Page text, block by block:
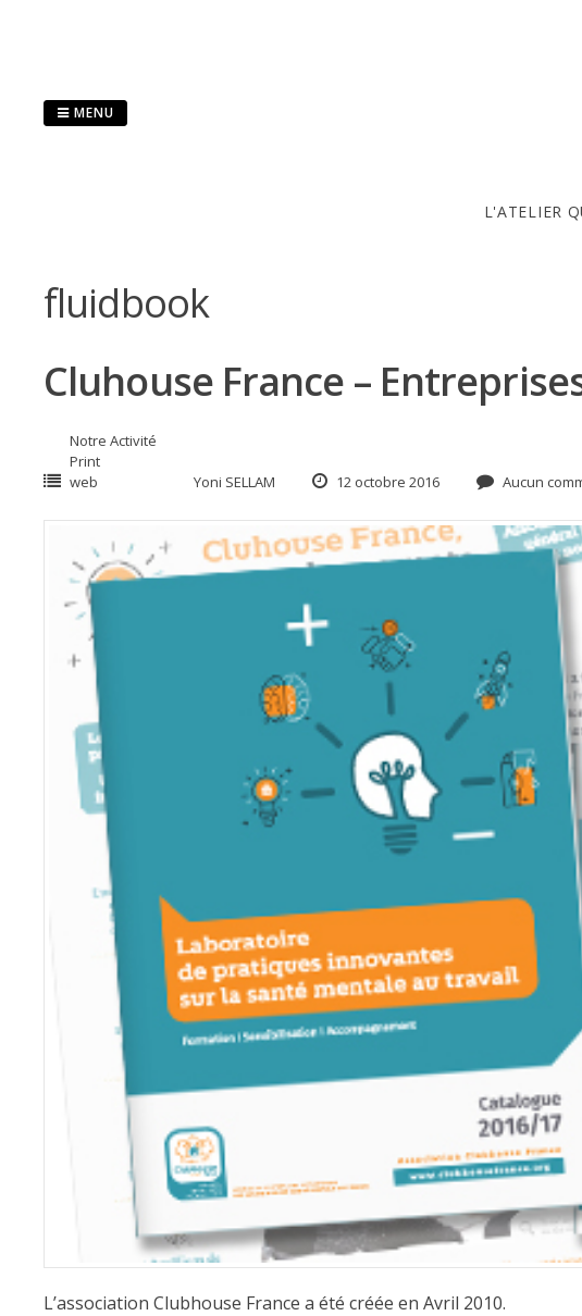
L'ATELIER
MENU
fluidbook
Cluhouse France –
Notre Activité
Print
web
Yoni SELLAM 12 octobre 2016 Aucun
L’association Clubhouse France a été créée en Avril 2010.